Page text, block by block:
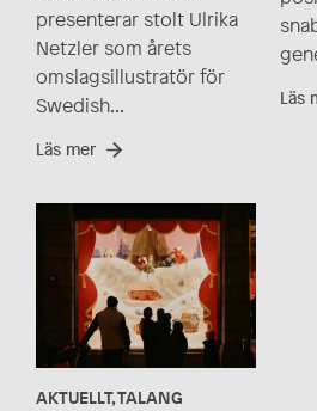
presenterar stolt Ulrika
Netzler som årets
omslagsillustratör för
Swedish...
Läs mer
Läs
AKTUELLT, TALANG